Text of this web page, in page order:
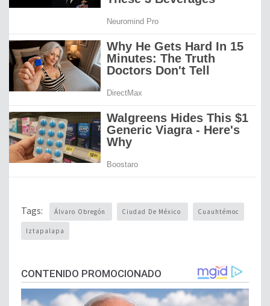
Tags: Álvaro Obregón Ciudad De México Cuauhtémoc
Iztapalapa
CONTENIDO PROMOCIONADO